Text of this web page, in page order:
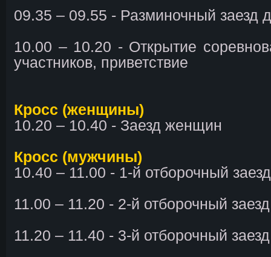
09.35 – 09.55 - Разминочный заезд
10.00 – 10.20 - Открытие
участников, приветствие
Кросс (женщины)
10.20 – 10.40 - Заезд женщин
Кросс (мужчины)
10.40 – 11.00 - 1-й отборочный заезд
11.00 – 11.20 - 2-й отборочный заезд
11.20 – 11.40 - 3-й отборочный заезд